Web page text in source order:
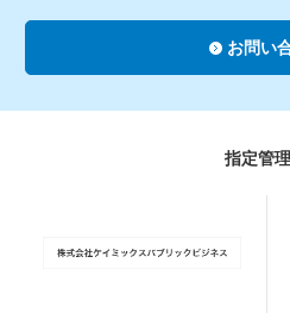
お問い
指定管